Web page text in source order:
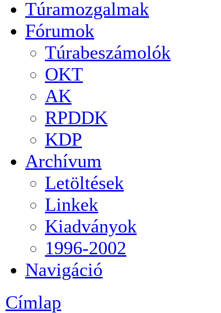
Túramozgalmak
Fórumok
Túrabeszámolók
OKT
AK
RPDDK
KDP
Archívum
Letöltések
Linkek
Kiadványok
1996-2002
Navigáció
Címlap